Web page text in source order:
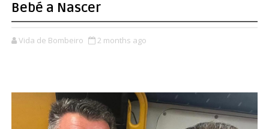
Bebé a Nascer
Vida de Bombeiro 2 months ago